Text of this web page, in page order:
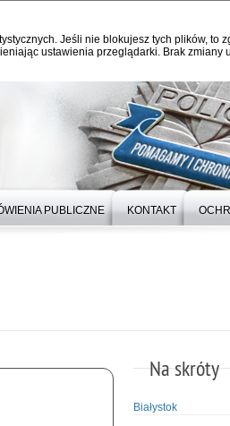
Jeśli nie blokujesz tych plików, to
ustawienia przeglądarki. Brak zmiany
PUBLICZNE KONTAKT
Na skróty
Białystok